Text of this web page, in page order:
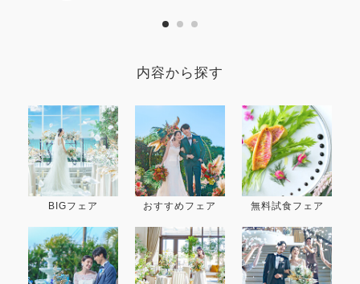
内容から探す
BIGフェア おすすめフェア 無料試食フェア